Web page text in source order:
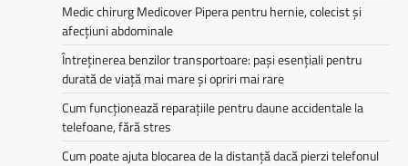
Medic chirurg Medicover Pipera pentru hernie, colecist și
afecțiuni abdominale
Întreținerea benzilor transportoare: pași esențiali pentru
durată de viață mai mare și opriri mai rare
Cum funcționează reparațiile pentru daune accidentale la
telefoane, fără stres
Cum poate ajuta blocarea de la distanță dacă pierzi telefonul